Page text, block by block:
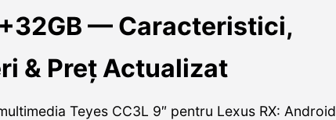
— Caracteristici,
& Preț Actualizat
Teyes CC3L 9″ pentru Lexus RX: Android